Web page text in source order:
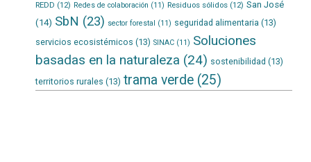
REDD (12) Redes de colaboración (11) Residuos sólidos(12) San José
(14) SbN (23) sector forestal (11) seguridad alimentaria (13)
servicios ecosistémicos (13) SINAC(11) Soluciones
basadas en la naturaleza (24) sostenibilidad (13)
territorios rurales (13) trama verde(25)